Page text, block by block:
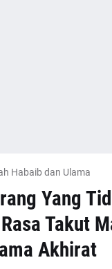
Habaib dan Ulama
Yang
Takut
Akhirat